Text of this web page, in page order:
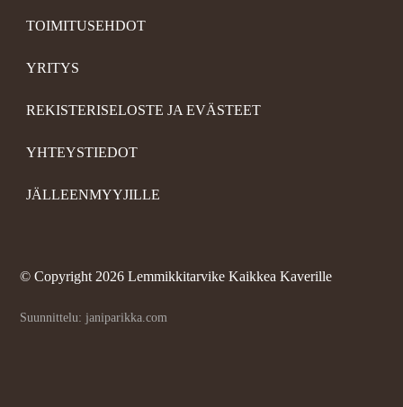
TOIMITUSEHDOT
YRITYS
REKISTERISELOSTE JA EVÄSTEET
YHTEYSTIEDOT
JÄLLEENMYYJILLE
© Copyright 2026 Lemmikkitarvike Kaikkea Kaverille
Suunnittelu: janiparikka.com